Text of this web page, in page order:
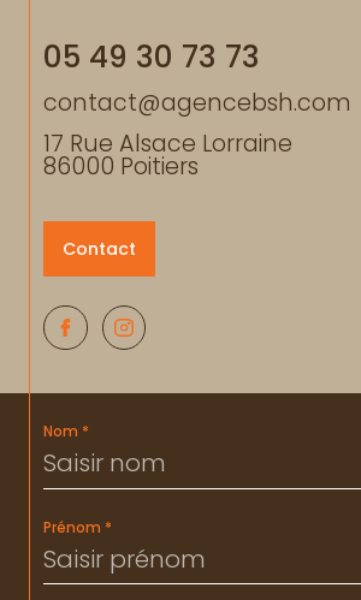
Nom *
Prénom *
05 49 30 73 73
contact@agencebsh.com
17 Rue Alsace Lorraine
86000 Poitiers
Contact